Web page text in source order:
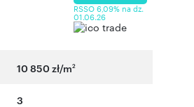
RSSO 6,09% na dz.
01.06.26
10 850 zł/m2
3